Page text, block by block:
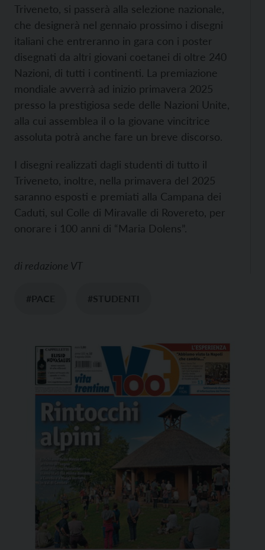
Triveneto, si passerà alla selezione nazionale,
che designerà nel gennaio prossimo i disegni
italiani che entreranno in gara con i poster
disegnati da altri giovani coetanei di oltre 240
Nazioni, di tutti i continenti. La premiazione
mondiale avverrà ad inizio primavera 2025
presso la prestigiosa sede delle Nazioni Unite,
alla cui assemblea il o la giovane vincitrice
assoluta potrà anche fare un breve discorso.
I disegni realizzati dagli studenti di tutto il
Triveneto, inoltre, nella primavera del 2025
saranno esposti e premiati alla Campana dei
Caduti, sul Colle di Miravalle di Rovereto, per
onorare i 100 anni di “Maria Dolens”.
di redazione VT
#PACE #STUDENTI